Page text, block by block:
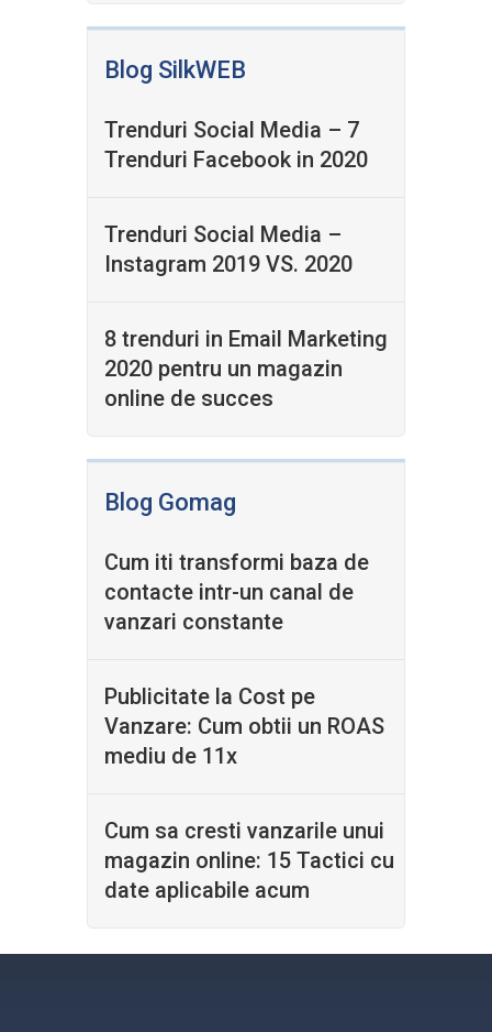
Blog SilkWEB
Trenduri Social Media – 7
Trenduri Facebook in 2020
Trenduri Social Media –
Instagram 2019 VS. 2020
8 trenduri in Email Marketing
2020 pentru un magazin
online de succes
Blog Gomag
Cum iti transformi baza de
contacte intr-un canal de
vanzari constante
Publicitate la Cost pe
Vanzare: Cum obtii un ROAS
mediu de 11x
Cum sa cresti vanzarile unui
magazin online: 15 Tactici cu
date aplicabile acum